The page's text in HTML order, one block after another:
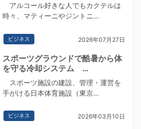
アルコール好きな人でもカクテルは
時々、マティーニやジントニ…
ビジネス 2026年07月27日
スポーツグラウンドで酷暑から体
を守る冷却システム …
スポーツ施設の建設、管理・運営を
手がける日本体育施設（東京…
ビジネス 2026年03月10日